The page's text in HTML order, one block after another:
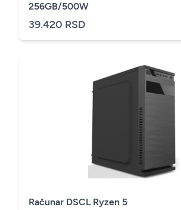
256GB/500W
39.420 RSD
Računar DSCL Ryzen 5